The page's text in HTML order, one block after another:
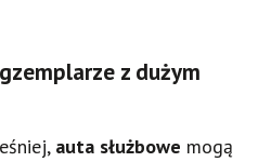
z dużym
auta służbowe mogą